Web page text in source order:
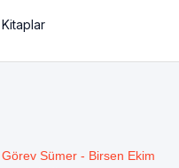
Sümer - Birsen Ekim